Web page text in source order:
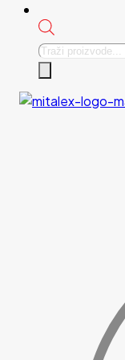
Products
search